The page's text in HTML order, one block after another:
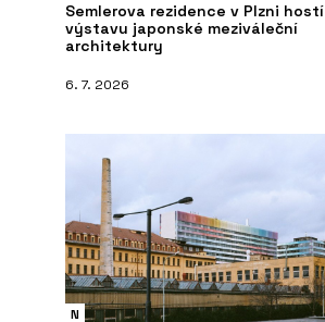
Semlerova rezidence v Plzni hostí
výstavu japonské meziváleční
architektury
6. 7. 2026
N